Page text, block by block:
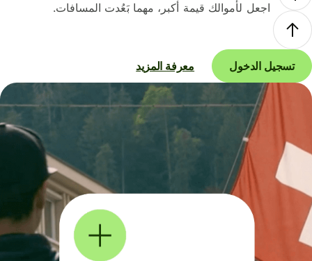
اجعل لأموالك قيمة أكبر، مهما بَعُدت المسافات.
تسجيل الدخول معرفة المزيد